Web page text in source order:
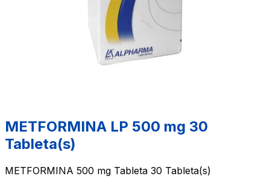
METFORMINA LP 500 mg 30
Tableta(s)
METFORMINA 500 mg Tableta 30 Tableta(s)